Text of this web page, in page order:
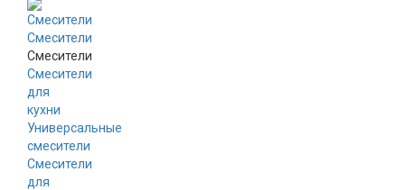
Смесители
Смесители
Смесители
для
кухни
Универсальные
смесители
Смесители
для